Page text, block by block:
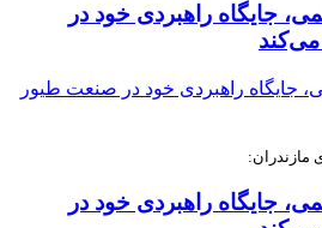
جایگاه راهبردی خود در
جایگاه راهبردی خود در